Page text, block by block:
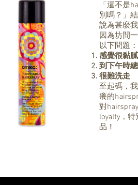
「還不是
別嗎？」
說為甚麼
因為坊間
以下問題：
感覺很黏
到下午時
很難洗走
至起碼，
癢的
對
loyalty，
品！